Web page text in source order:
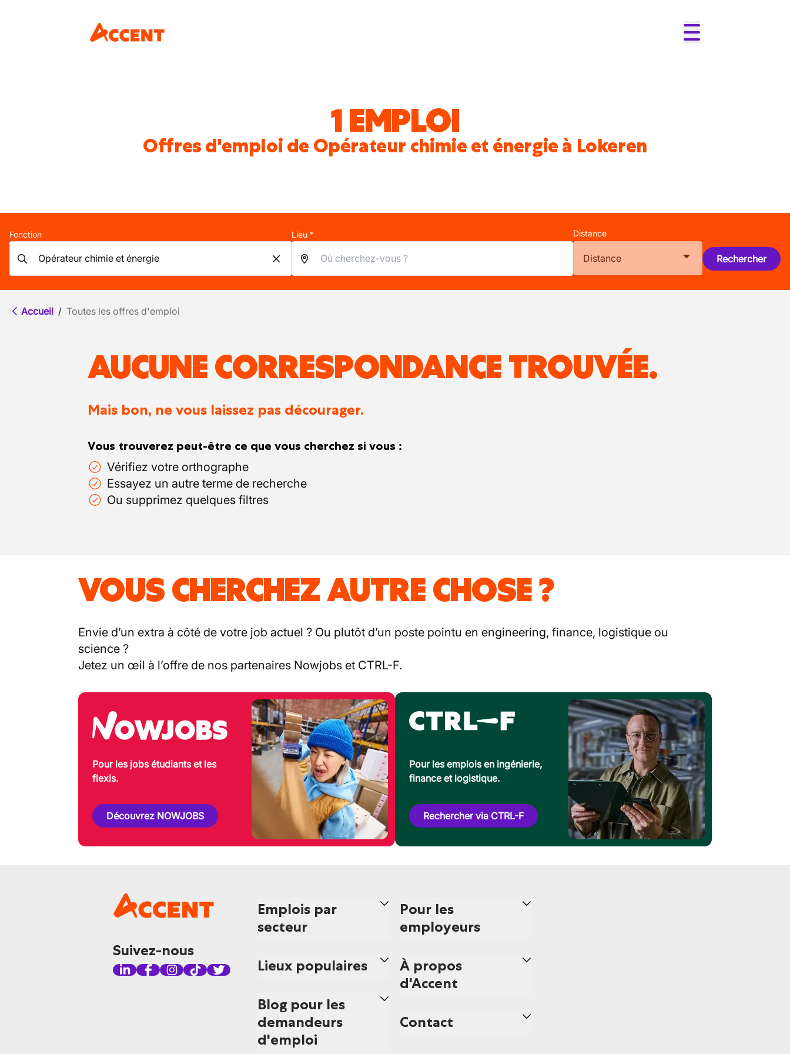
1 EMPLOI
Offres d'emploi de Opérateur chimie et énergie à Lokeren
Fonction Lieu * Distance
Distance Rechercher
Accueil / Toutes les offres d'emploi
AUCUNE CORRESPONDANCE TROUVÉE.
Mais bon, ne vous laissez pas décourager.
Vous trouverez peut-être ce que vous cherchez si vous :
Vérifiez votre orthographe
Essayez un autre terme de recherche
Ou supprimez quelques filtres
VOUS CHERCHEZ AUTRE CHOSE ?
Envie d’un extra à côté de votre job actuel ? Ou plutôt d’un poste pointu en engineering, finance, logistique ou
science ?
Jetez un œil à l’offre de nos partenaires Nowjobs et CTRL-F.
Pour les jobs étudiants et les
flexis.
Découvrez NOWJOBS
Pour les emplois en ingénierie,
finance et logistique.
Rechercher via CTRL-F
Suivez-nous
Emplois par
secteur
Lieux populaires
Blog pour les
demandeurs
d'emploi
Pour les
employeurs
À propos
d'Accent
Contact